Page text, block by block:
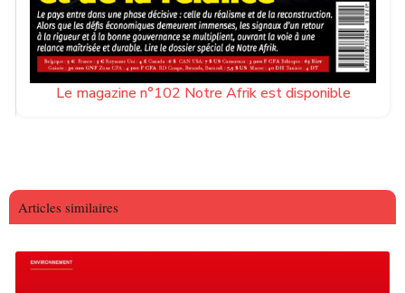
Le magazine n°102 Notre Afrik est disponible
Articles similaires